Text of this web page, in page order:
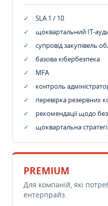
SLA 1 / 10
щоквартальний IT-
супровід закупівель
базова кібербезпека
MFA
контроль
перевірка резервних
рекомендації щодо
щоквартальна
PREMIUM
Для компаній, які
ентерпрайз.